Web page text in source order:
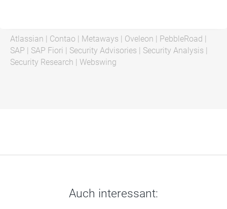
Atlassian | Contao | Metaways | Oveleon | PebbleRoad |
SAP | SAP Fiori | Security Advisories | Security Analysis |
Security Research | Webswing
Auch interessant: